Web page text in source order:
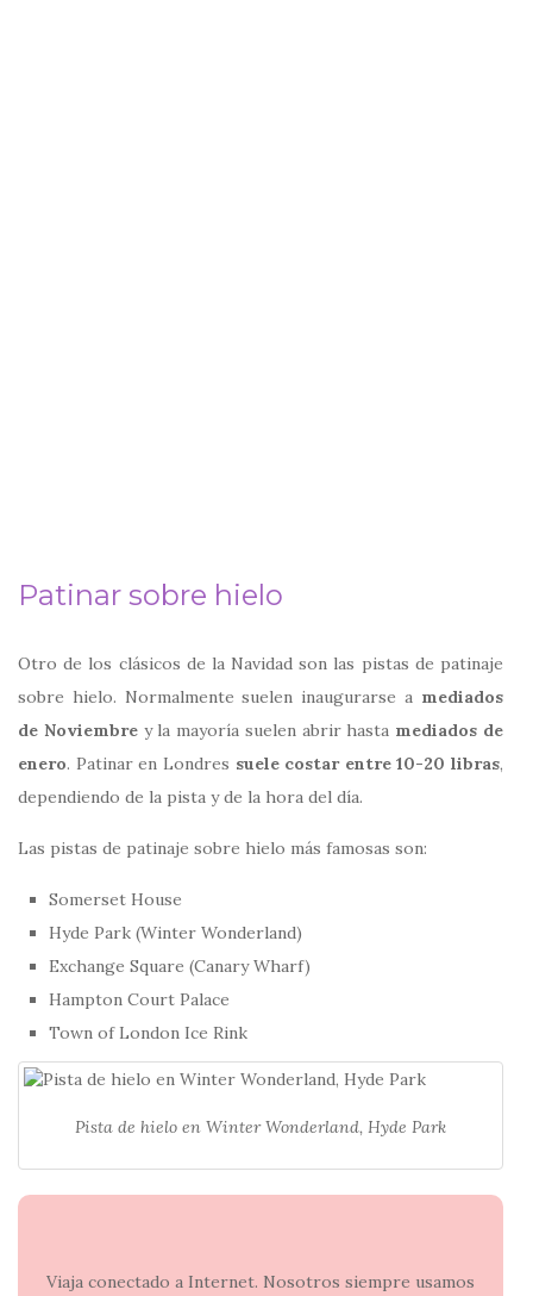
Patinar sobre hielo
Otro de los clásicos de la Navidad son las pistas de patinaje
sobre hielo. Normalmente suelen inaugurarse a mediados
de Noviembrey la mayoría suelen abrir hasta mediados de
enero. Patinar en Londres suele costar entre 10-20 libras,
dependiendo de la pista y de la hora del día.
Las pistas de patinaje sobre hielo más famosas son:
Somerset House
Hyde Park (Winter Wonderland)
Exchange Square (Canary Wharf)
Hampton Court Palace
Town of London Ice Rink
Pista de hielo en Winter Wonderland, Hyde Park
Viaja conectado a Internet. Nosotros siempre usamos